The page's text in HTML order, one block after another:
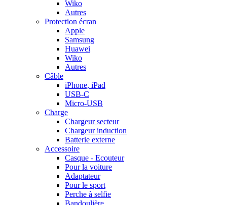
Wiko
Autres
Protection écran
Apple
Samsung
Huawei
Wiko
Autres
Câble
iPhone, iPad
USB-C
Micro-USB
Charge
Chargeur secteur
Chargeur induction
Batterie externe
Accessoire
Casque - Ecouteur
Pour la voiture
Adaptateur
Pour le sport
Perche à selfie
Bandoulière